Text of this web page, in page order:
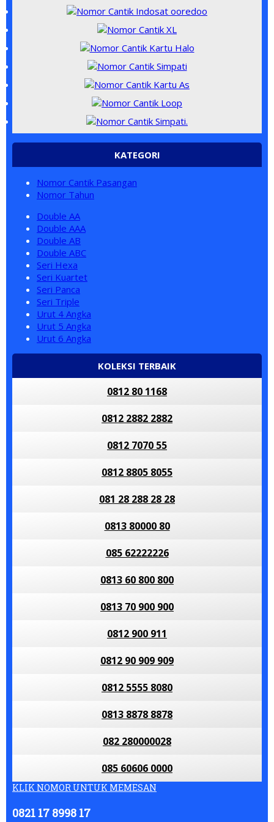
KATEGORI
Nomor Cantik Pasangan
Nomor Tahun
Double AA
Double AAA
Double AB
Double ABC
Seri Hexa
Seri Kuartet
Seri Panca
Seri Triple
Urut 4 Angka
Urut 5 Angka
Urut 6 Angka
KOLEKSI TERBAIK
0812 80 1168
0812 2882 2882
0812 7070 55
0812 8805 8055
081 28 288 28 28
0813 80000 80
085 62222226
0813 60 800 800
0813 70 900 900
0812 900 911
0812 90 909 909
0812 5555 8080
0813 8878 8878
082 280000028
085 60606 0000
KLIK NOMOR UNTUK MEMESAN
0821 17 8998 17